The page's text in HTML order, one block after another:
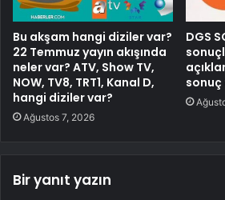
Bu akşam hangi diziler var?
22 Temmuz yayın akışında
neler var? ATV, Show TV,
NOW, TV8, TRT1, Kanal D,
hangi diziler var?
Ağustos 7, 2026
DGS
sonuç
Bir yanıt yazın